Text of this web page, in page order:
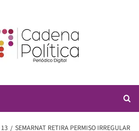
13
SEMARNAT RETIRA PERMISO IRREGULAR